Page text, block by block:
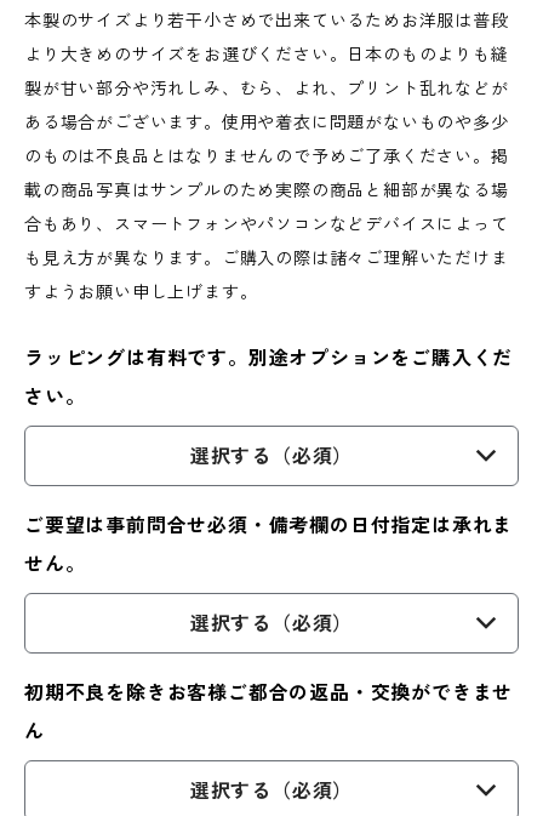
本製のサイズより若干小さめで出来ているためお洋服は普段
より大きめのサイズをお選びください。日本のものよりも縫
製が甘い部分や汚れしみ、むら、よれ、プリント乱れなどが
ある場合がございます。使用や着衣に問題がないものや多少
のものは不良品とはなりませんので予めご了承ください。掲
載の商品写真はサンプルのため実際の商品と細部が異なる場
合もあり、スマートフォンやパソコンなどデバイスによって
も見え方が異なります。ご購入の際は諸々ご理解いただけま
すようお願い申し上げます。
ラッピングは有料です。別途オプションをご購入くだ
さい。
選択する（必須）
ご要望は事前問合せ必須・備考欄の日付指定は承れま
せん。
選択する（必須）
初期不良を除きお客様ご都合の返品・交換ができませ
ん
選択する（必須）